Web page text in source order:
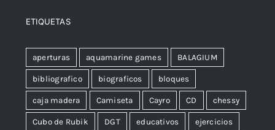
ETIQUETAS
aperturas aquamarine games BALAGIUM
bibliografico biograficos bloques
caja madera Camiseta Cayro CD chessy
Cubo de Rubik DGT educativos ejercicios